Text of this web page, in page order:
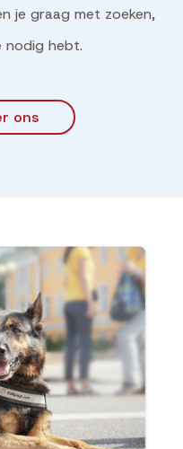
je graag met zoeken,
hebt.
ons